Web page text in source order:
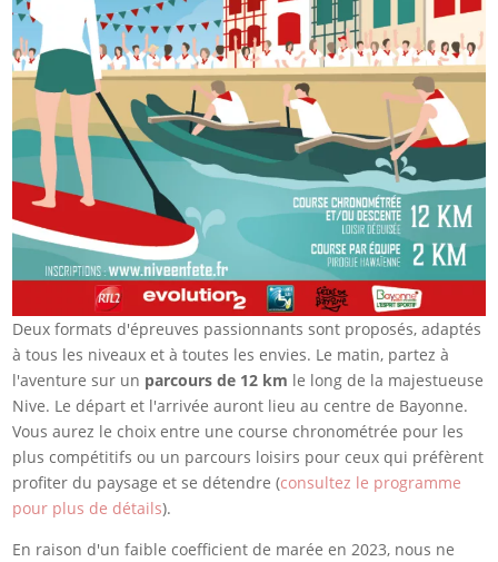
Deux formats d'épreuves passionnants sont proposés, adaptés
à tous les niveaux et à toutes les envies. Le matin, partez à
l'aventure sur un parcours de 12 km le long de la majestueuse
Nive. Le départ et l'arrivée auront lieu au centre de Bayonne.
Vous aurez le choix entre une course chronométrée pour les
plus compétitifs ou un parcours loisirs pour ceux qui préfèrent
profiter du paysage et se détendre (consultez le programme
pour plus de détails).
En raison d'un faible coefficient de marée en 2023, nous ne